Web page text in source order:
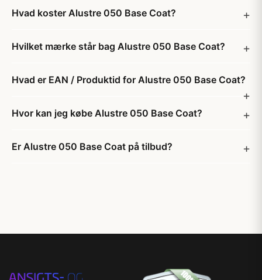
Hvad koster Alustre 050 Base Coat?
Hvilket mærke står bag Alustre 050 Base Coat?
Hvad er EAN / Produktid for Alustre 050 Base Coat?
Hvor kan jeg købe Alustre 050 Base Coat?
Er Alustre 050 Base Coat på tilbud?